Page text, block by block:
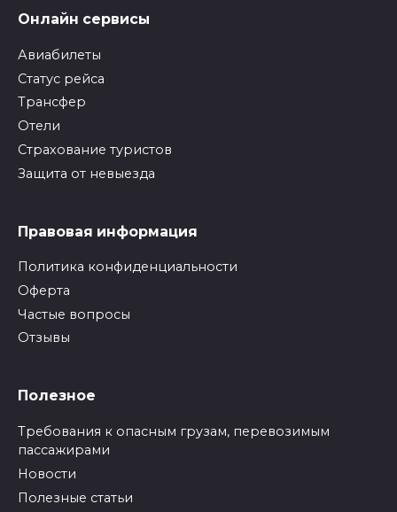
Онлайн сервисы
Авиабилеты
Статус рейса
Трансфер
Отели
Страхование туристов
Защита от невыезда
Правовая информация
Политика конфиденциальности
Оферта
Частые вопросы
Отзывы
Полезное
Требования к опасным грузам, перевозимым
пассажирами
Новости
Полезные статьи